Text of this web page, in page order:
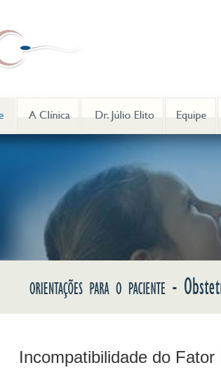
Incompatibilidade do Fator